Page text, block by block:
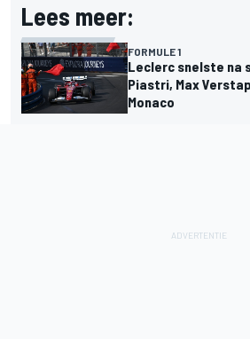
Lees meer:
FORMULE 1
Leclerc snelste na
Piastri, Max
Monaco